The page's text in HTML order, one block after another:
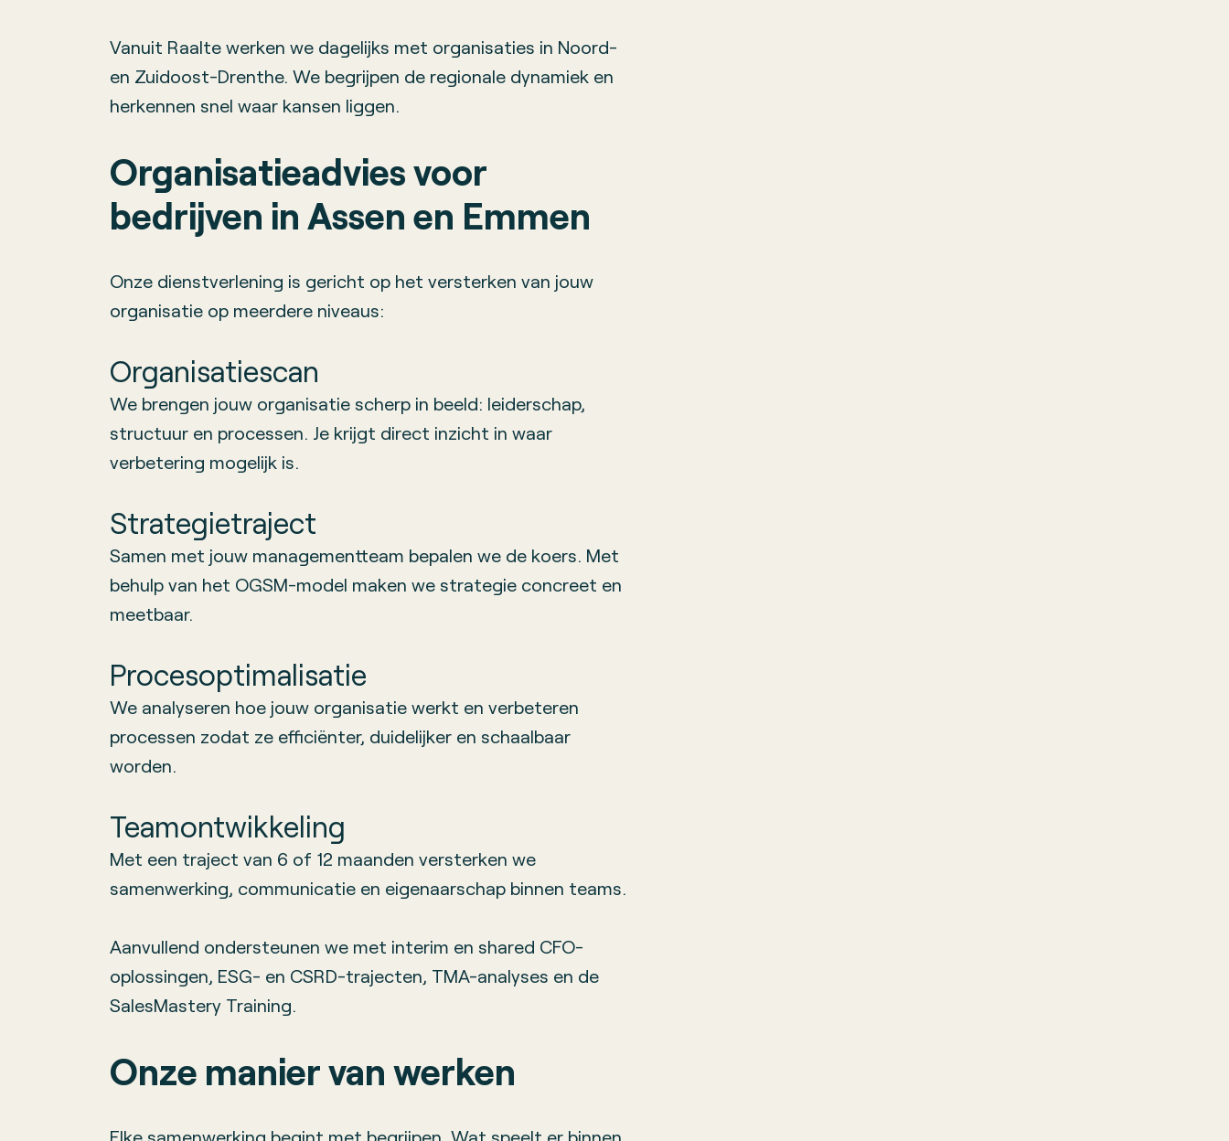
Vanuit Raalte werken we dagelijks met organisaties in Noord-
en Zuidoost-Drenthe. We begrijpen de regionale dynamiek en
herkennen snel waar kansen liggen.
Organisatieadvies voor
bedrijven in Assen en Emmen
Onze dienstverlening is gericht op het versterken van jouw
organisatie op meerdere niveaus:
Organisatiescan
We brengen jouw organisatie scherp in beeld: leiderschap,
structuur en processen. Je krijgt direct inzicht in waar
verbetering mogelijk is.
Strategietraject
Samen met jouw managementteam bepalen we de koers. Met
behulp van het OGSM-model maken we strategie concreet en
meetbaar.
Procesoptimalisatie
We analyseren hoe jouw organisatie werkt en verbeteren
processen zodat ze efficiënter, duidelijker en schaalbaar
worden.
Teamontwikkeling
Met een traject van 6 of 12 maanden versterken we
samenwerking, communicatie en eigenaarschap binnen teams.
Aanvullend ondersteunen we met interim en shared CFO-
oplossingen, ESG- en CSRD-trajecten, TMA-analyses en de
SalesMastery Training.
Onze manier van werken
Elke samenwerking begint met begrijpen. Wat speelt er binnen